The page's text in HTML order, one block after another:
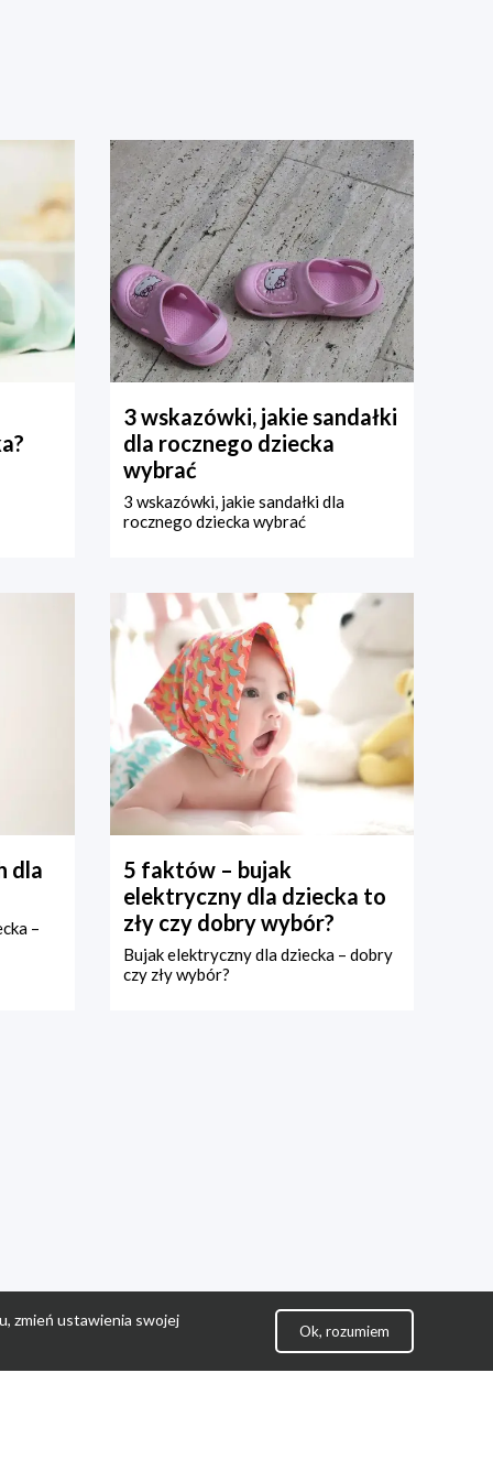
3 wskazówki, jakie sandałki
dla rocznego dziecka
wybrać
3 wskazówki, jakie sandałki dla
rocznego dziecka wybrać
dla
–
5 faktów – bujak
elektryczny dla dziecka to
zły czy dobry wybór?
Bujak elektryczny dla dziecka – dobry
czy zły wybór?
zmień ustawienia swojej
Ok, rozumiem